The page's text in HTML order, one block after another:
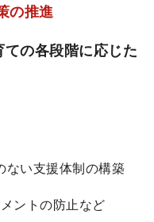
の推進
ての各段階に応じた
ない支援体制の構築
ントの防止など